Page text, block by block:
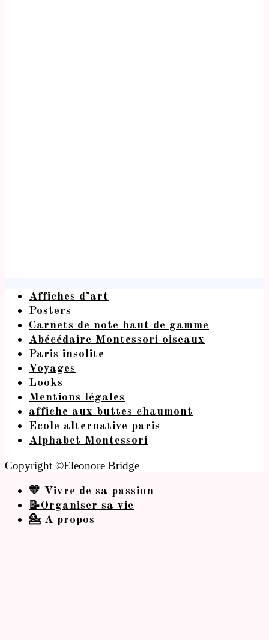
Affiches d’art
Posters
Carnets de note haut de gamme
Abécédaire Montessori oiseaux
Paris insolite
Voyages
Looks
Mentions légales
affiche aux buttes chaumont
Ecole alternative paris
Alphabet Montessori
Copyright ©Eleonore Bridge
💛 Vivre de sa passion
📝Organiser sa vie
💁 A propos